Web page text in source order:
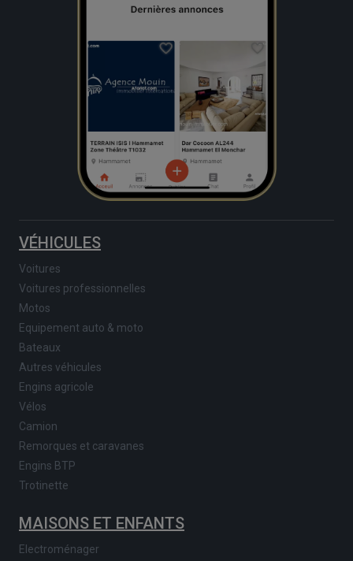
VÉHICULES
Voitures
Voitures professionnelles
Motos
Equipement auto & moto
Bateaux
Autres véhicules
Engins agricole
Vélos
Camion
Remorques et caravanes
Engins BTP
Trotinette
MAISONS ET ENFANTS
Electroménager